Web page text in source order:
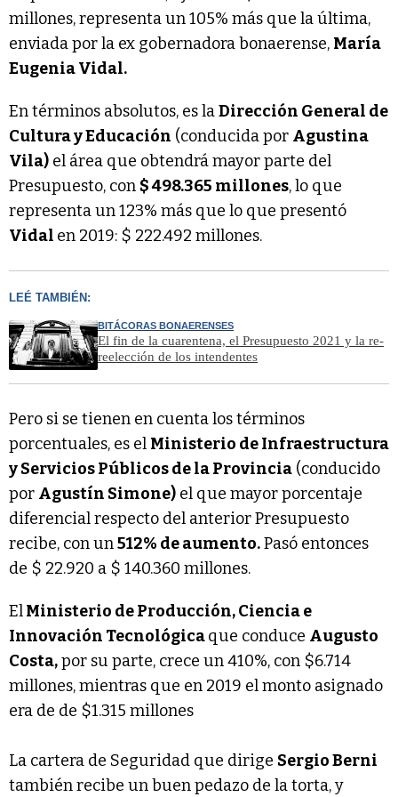
millones, representa un 105% más que la última,
enviada por la ex gobernadora bonaerense, María
Eugenia Vidal.
En términos absolutos, es laDirección General de
Cultura y Educación (conducida por Agustina
Vila) el área que obtendrá mayor parte del
Presupuesto, con $ 498.365 millones, lo que
representa un 123% más que lo que presentó
Vidal en 2019: $ 222.492 millones.
LEÉ TAMBIÉN:
BITÁCORAS BONAERENSES
El fin de la cuarentena, el Presupuesto 2021 y la re-
reelección de los intendentes
Pero si se tienen en cuenta los términos
porcentuales, es el Ministerio de Infraestructura
y Servicios Públicos de la Provincia (conducido
por Agustín Simone) el que mayor porcentaje
diferencial respecto del anterior Presupuesto
recibe, con un512% de aumento.Pasó entonces
de $ 22.920 a $ 140.360 millones.
ElMinisterio de Producción, Ciencia e
Innovación Tecnológicaque conduce Augusto
Costa,por su parte, crece un 410%, con $6.714
millones, mientras que en 2019 el monto asignado
era de de $1.315 millones
La cartera de Seguridad que dirige Sergio Berni
también recibe un buen pedazo de la torta, y